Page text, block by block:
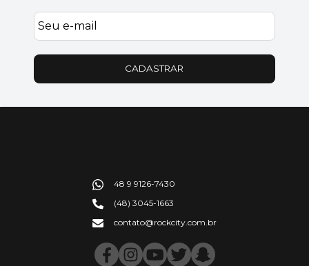
CADASTRAR
48 9 9126-7430
(48) 3045-1663
contato@rockcity.com.br